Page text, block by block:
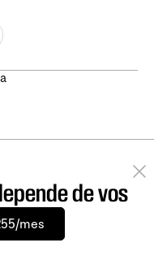
de vos
mes